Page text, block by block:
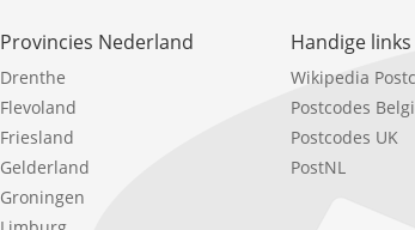
Provincies Nederland
Drenthe
Flevoland
Friesland
Gelderland
Groningen
Handige links
Wikipedia
Postcodes
Postcodes UK
PostNL